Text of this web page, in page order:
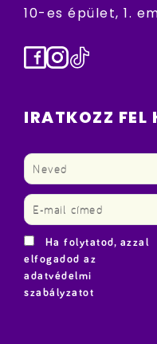
10-es épület, 1.
Facebook
Instagram
TikTok
IRATKOZZ FEL
Ha folytatod, azzal
elfogadod az
adatvédelmi
szabályzatot